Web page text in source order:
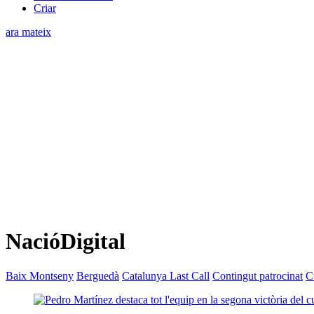
Criar
ara mateix
NacióDigital
Baix Montseny Berguedà Catalunya Last Call Contingut patrocinat